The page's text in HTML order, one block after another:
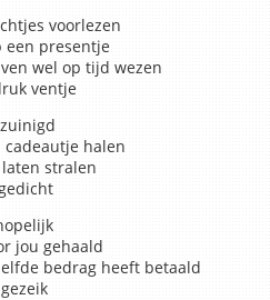
voorlezen
een presentje
wel op tijd wezen
ventje
cadeautje halen
stralen
jou gehaald
bedrag heeft betaald